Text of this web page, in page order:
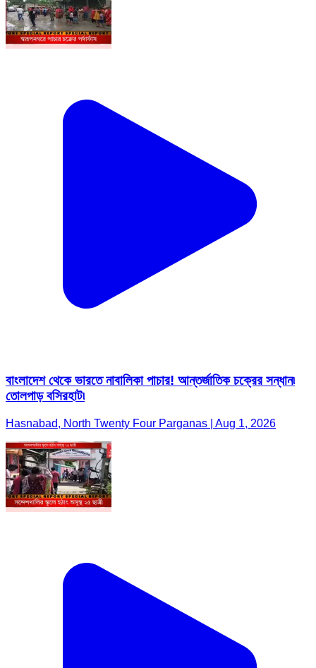
বাংলাদেশ থেকে ভারতে নাবালিকা পাচার! আন্তর্জাতিক চক্রের সন্ধান৷
তোলপাড় বসিরহাট৷
Hasnabad, North Twenty Four Parganas | Aug 1, 2026